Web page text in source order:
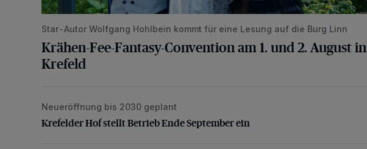
Star-Autor Wolfgang Hohlbein kommt für eine Lesung auf die Burg Linn
Krähen-Fee-Fantasy-Convention am 1. und 2. August in
Krefeld
Krefelder Hof stellt Betrieb Ende September ein
Neueröffnung bis 2030 geplant
Krefelder Hof stellt Betrieb Ende September ein